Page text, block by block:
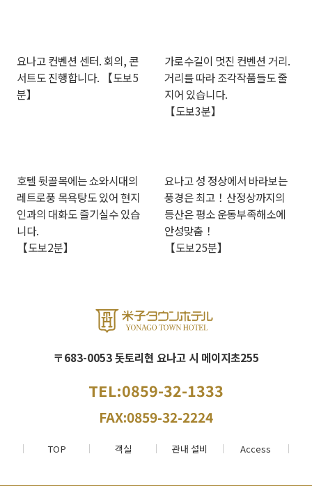
요나고 컨벤션 센터. 회의, 콘
서트도 진행합니다. 【도보5
분】
가로수길이 멋진 컨벤션 거리.
거리를 따라 조각작품들도 줄
지어 있습니다.
【도보3분】
호텔 뒷골목에는 쇼와시대의
레트로풍 목욕탕도 있어 현지
인과의 대화도 즐기실수 있습
니다.
【도보2분】
요나고 성 정상에서 바라보는
풍경은 최고！산정상까지의
등산은 평소 운동부족해소에
안성맞춤！
【도보25분】
〒683-0053 돗토리현 요나고 시 메이지초255
TEL:0859-32-1333
FAX:0859-32-2224
TOP 객실 관내 설비 Access